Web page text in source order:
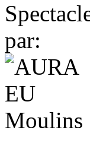
par: